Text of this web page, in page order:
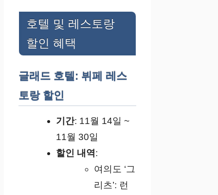
호텔 및 레스토랑
할인 혜택
글래드 호텔: 뷔페 레스
토랑 할인
기간: 11월 14일 ~
11월 30일
할인 내역 :
여의도 ‘그
리츠’: 런